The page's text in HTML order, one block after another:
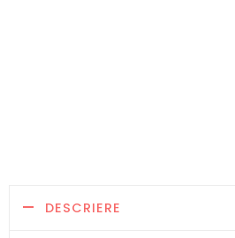
DESCRIERE